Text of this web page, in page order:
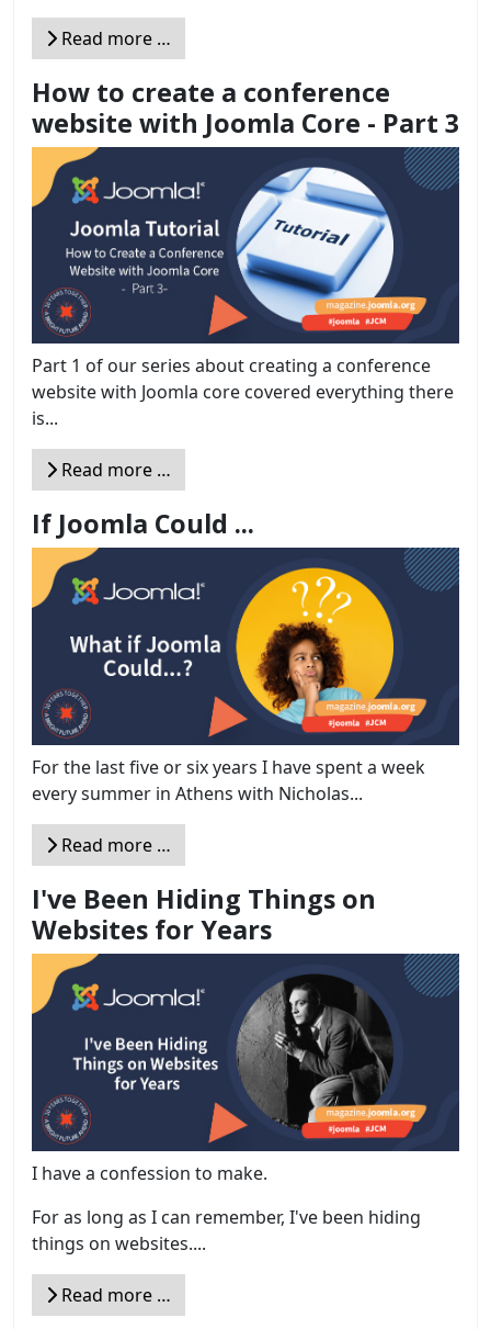
Read more …
How to create a conference
website with Joomla Core - Part 3
Part 1 of our series about creating a conference
website with Joomla core covered everything there
is...
Read more …
If Joomla Could ...
For the last five or six years I have spent a week
every summer in Athens with Nicholas...
Read more …
I've Been Hiding Things on
Websites for Years
I have a confession to make.
For as long as I can remember, I've been hiding
things on websites....
Read more …